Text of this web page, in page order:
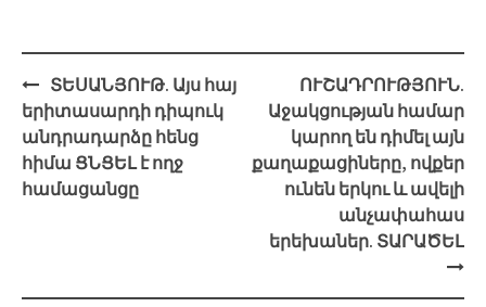
Post
navigation
ՏԵՍԱՆՅՈՒԹ. Այս հայ
երիտասարդի դիպուկ
անդրադարձը հենց
հիմա ՑՆՑԵԼ է ողջ
համացանցը
ՈՒՇԱԴՐՈՒԹՅՈՒՆ.
Աջակցության համար
կարող են դիմել այն
քաղաքացիները, ովքեր
ունեն երկու և ավելի
անչափահաս
երեխաներ. ՏԱՐԱԾԵԼ